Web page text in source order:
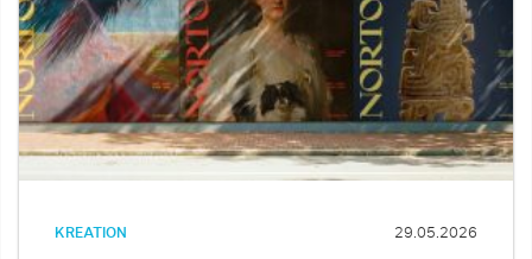
KREATION 29.05.2026